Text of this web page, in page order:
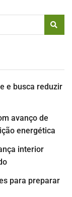
e busca reduzir
avanço de
energética
interior
para preparar